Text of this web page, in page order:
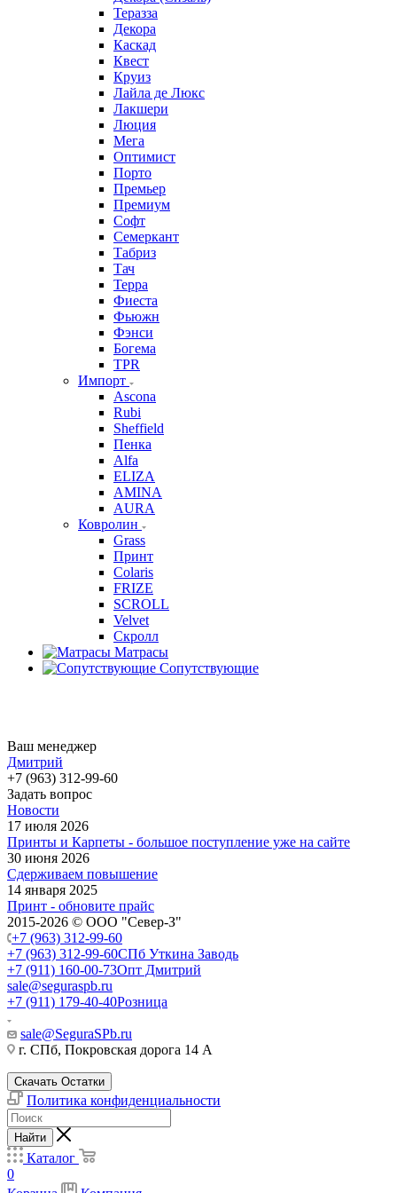
Теразза
Декора
Каскад
Квест
Круиз
Лайла де Люкс
Лакшери
Люция
Мега
Оптимист
Порто
Премьер
Премиум
Софт
Семеркант
Табриз
Тач
Терра
Фиеста
Фьюжн
Фэнси
Богема
TPR
Импорт
Ascona
Rubi
Sheffield
Пенка
Alfa
ELIZA
AMINA
AURA
Ковролин
Grass
Принт
Colaris
FRIZE
SCROLL
Velvet
Скролл
Матрасы
Сопутствующие
Ваш менеджер
Дмитрий
+7 (963) 312-99-60
Задать вопрос
Новости
17 июля 2026
Принты и Карпеты - большое поступление уже на сайте
30 июня 2026
Сдерживаем повышение
14 января 2025
Принт - обновите прайс
2015-2026 © ООО "Север-З"
+7 (963) 312-99-60
+7 (963) 312-99-60СПб Уткина Заводь
+7 (911) 160-00-73Опт Дмитрий
sale@seguraspb.ru
+7 (911) 179-40-40Розница
sale@SeguraSPb.ru
г. СПб, Покровская дорога 14 А
Скачать Остатки
Политика конфиденциальности
Найти
Каталог
0